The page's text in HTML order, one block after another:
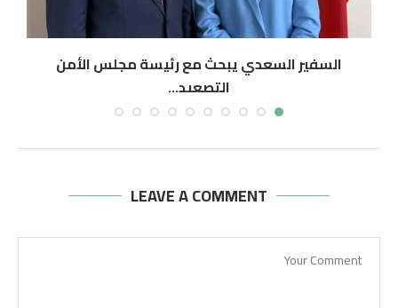
السفير السعدي يبحث مع رئيسة مجلس الأمن
التصعيد...
أغسطس 7, 2026
LEAVE A COMMENT